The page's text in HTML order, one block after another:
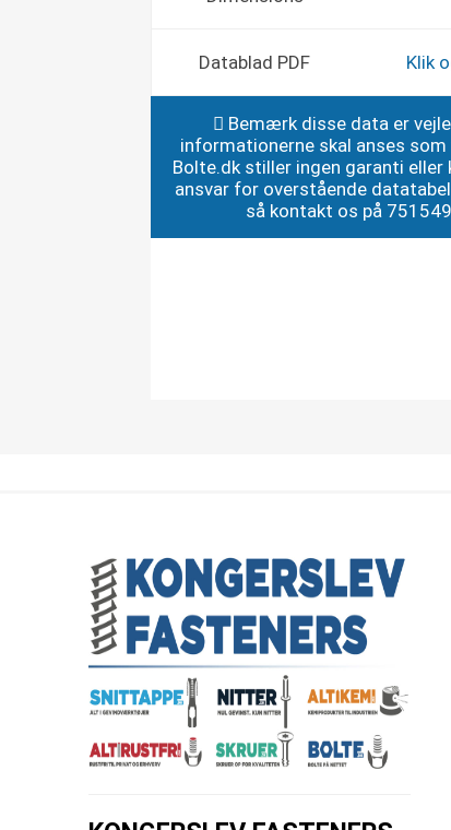
Datablad PDF Klik
Bemærk disse data er
informationerne skal anses som
Bolte.dk stiller ingen garanti eller
ansvar for overstående
så kontakt os på